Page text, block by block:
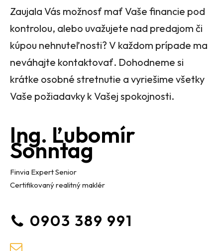
Zaujala Vás možnosť mať Vaše financie pod
kontrolou, alebo uvažujete nad predajom či
kúpou nehnuteľnosti? V každom prípade ma
neváhajte kontaktovať. Dohodneme si
krátke osobné stretnutie a vyriešime všetky
Vaše požiadavky k Vašej spokojnosti.
Ing. Ľubomír
Sonntag
Finvia Expert Senior
Certifikovaný realitný maklér
0903 389 991